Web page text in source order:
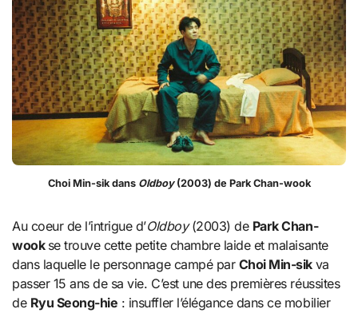
Choi Min-sik dans Oldboy(2003) de Park Chan-wook
Au coeur de l’intrigue d’Oldboy(2003) de Park Chan-
wook se trouve cette petite chambre laide et malaisante
dans laquelle le personnage campé par Choi Min-sik va
passer 15 ans de sa vie. C’est une des premières réussites
de Ryu Seong-hie : insuffler l’élégance dans ce mobilier